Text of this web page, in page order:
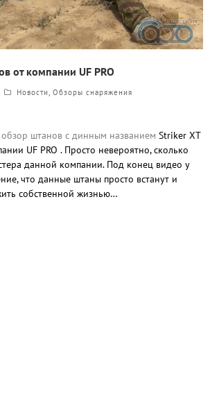
от компании UF PRO
Новости Обзоры снаряжения
штанов с динным названием Striker XT
UF PRO . Просто невероятно, сколько
данной компании. Под конец видео у
что данные штаны просто встанут и
собственной жизнью…